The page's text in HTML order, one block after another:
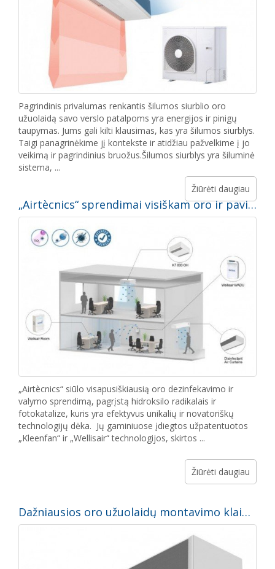
Pagrindinis privalumas renkantis šilumos siurblio oro
užuolaidą savo verslo patalpoms yra energijos ir pinigų
taupymas. Jums gali kilti klausimas, kas yra šilumos siurblys.
Taigi panagrinėkime jį kontekste ir atidžiau pažvelkime į jo
veikimą ir pagrindinius bruožus.Šilumos siurblys yra šiluminė
sistema, ...
Žiūrėti daugiau
„Airtècnics“ sprendimai visiškam oro ir paviršių dezinfekavimui ir valymui hidroksilo radikalų pagrindu
„Airtècnics“ siūlo visapusiškiausią oro dezinfekavimo ir
valymo sprendimą, pagrįstą hidroksilo radikalais ir
fotokatalize, kuris yra efektyvus unikalių ir novatoriškų
technologijų dėka. Jų gaminiuose įdiegtos užpatentuotos
„Kleenfan“ ir „Wellisair“ technologijos, skirtos ...
Žiūrėti daugiau
Dažniausios oro užuolaidų montavimo klaidos